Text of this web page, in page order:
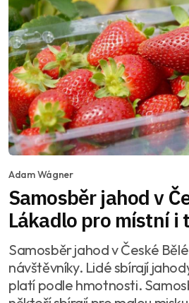
Adam Wágner
Samosběr jahod v
Lákadlo pro místní i
Samosběr jahod v České
návštěvníky. Lidé sbírají
platí podle hmotnosti.